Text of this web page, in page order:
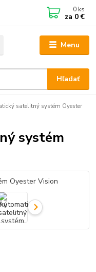
Menu
Hľadať
0 ks
za 0 €
satelitný systém Oyester
systém